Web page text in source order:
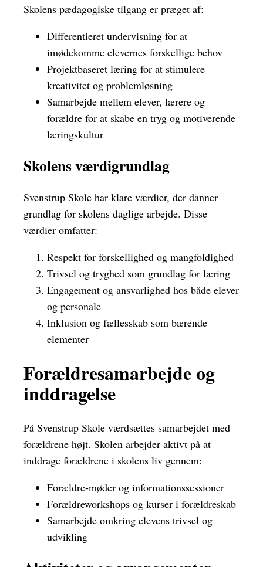
Skolens pædagogiske tilgang er præget af:
Differentieret undervisning for at
imødekomme elevernes forskellige behov
Projektbaseret læring for at stimulere
kreativitet og problemløsning
Samarbejde mellem elever, lærere og
forældre for at skabe en tryg og motiverende
læringskultur
Skolens værdigrundlag
Svenstrup Skole har klare værdier, der danner
grundlag for skolens daglige arbejde. Disse
værdier omfatter:
Respekt for forskellighed og mangfoldighed
Trivsel og tryghed som grundlag for læring
Engagement og ansvarlighed hos både elever
og personale
Inklusion og fællesskab som bærende
elementer
Forældresamarbejde og
inddragelse
På Svenstrup Skole værdsættes samarbejdet med
forældrene højt. Skolen arbejder aktivt på at
inddrage forældrene i skolens liv gennem:
Forældre-møder og informationssessioner
Forældreworkshops og kurser i forældreskab
Samarbejde omkring elevens trivsel og
udvikling